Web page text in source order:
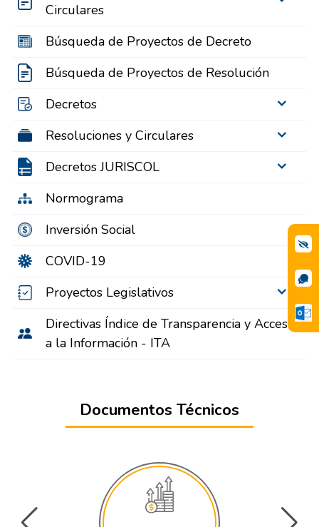
Circulares
Búsqueda de Proyectos de Decreto
Búsqueda de Proyectos de Resolución
Decretos
Resoluciones y Circulares
Decretos JURISCOL
Normograma
Inversión Social
COVID-19
Proyectos Legislativos
Directivas Índice de Transparencia y Acceso
a la Información - ITA
Documentos Técnicos